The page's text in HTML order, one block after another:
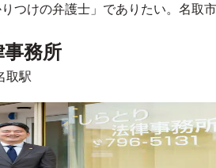
つけの弁護士」でありたい。名取
事務所
取駅